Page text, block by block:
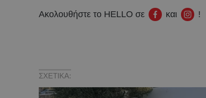
Ακολουθήστε το HELLO σε και !
ΣΧΕΤΙΚΑ: